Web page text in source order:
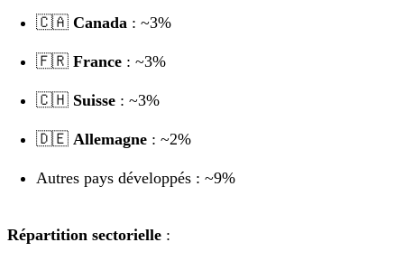
🇨🇦 Canada : ~3%
🇫🇷 France : ~3%
🇨🇭 Suisse : ~3%
🇩🇪 Allemagne : ~2%
Autres pays développés : ~9%
Répartition sectorielle :